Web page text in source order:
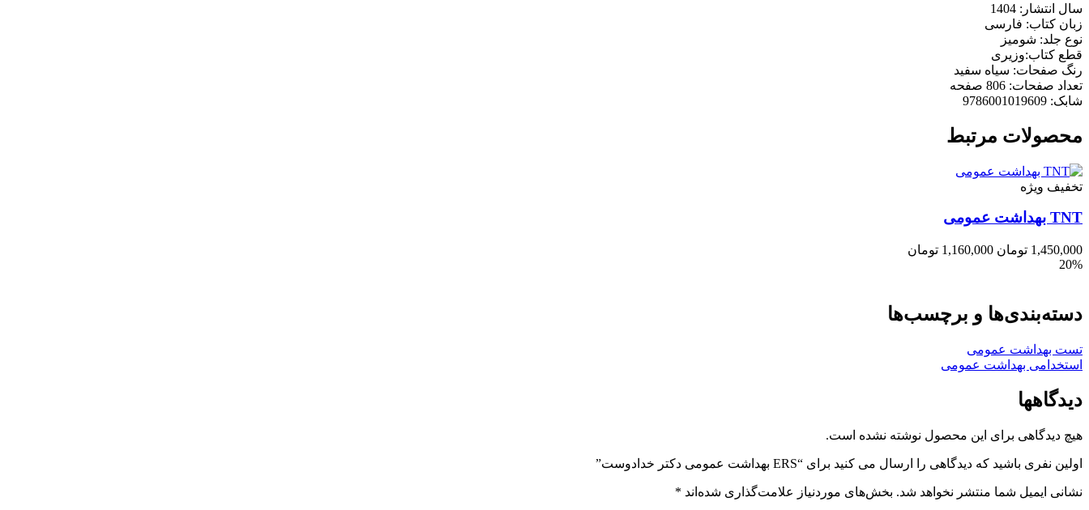
سال انتشار: 1404
زبان کتاب: فارسی
نوع جلد: شومیز
قطع کتاب:وزیری
رنگ صفحات: سیاه سفید
تعداد صفحات: 806 صفحه
شابک: 9786001019609
محصولات مرتبط
تخفیف ویژه
TNT بهداشت عمومی
1,450,000 تومان 1,160,000 تومان
20%
دسته‌بندی‌ها و برچسب‌ها
تست بهداشت عمومی
استخدامی بهداشت عمومی
دیدگاهها
هیچ دیدگاهی برای این محصول نوشته نشده است.
اولین نفری باشید که دیدگاهی را ارسال می کنید برای “ERS بهداشت عمومی دکتر خدادوست”
نشانی ایمیل شما منتشر نخواهد شد. بخش‌های موردنیاز علامت‌گذاری شده‌اند *